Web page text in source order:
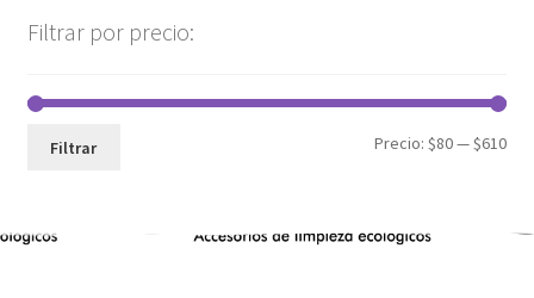
Filtrar por precio:
Filtrar Precio:$80—$610